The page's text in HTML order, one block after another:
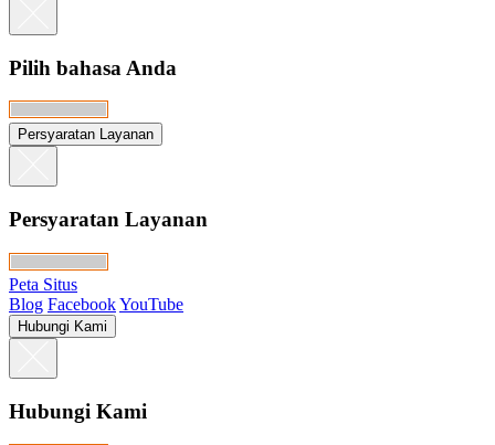
Pilih bahasa Anda
Persyaratan Layanan
Persyaratan Layanan
Peta Situs
Blog FacebookYouTube
Hubungi Kami
Hubungi Kami